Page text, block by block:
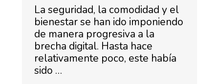
La seguridad, la comodidad y el
bienestar se han ido imponiendo
de manera progresiva a la
brecha digital. Hasta hace
relativamente poco, este había
sido …